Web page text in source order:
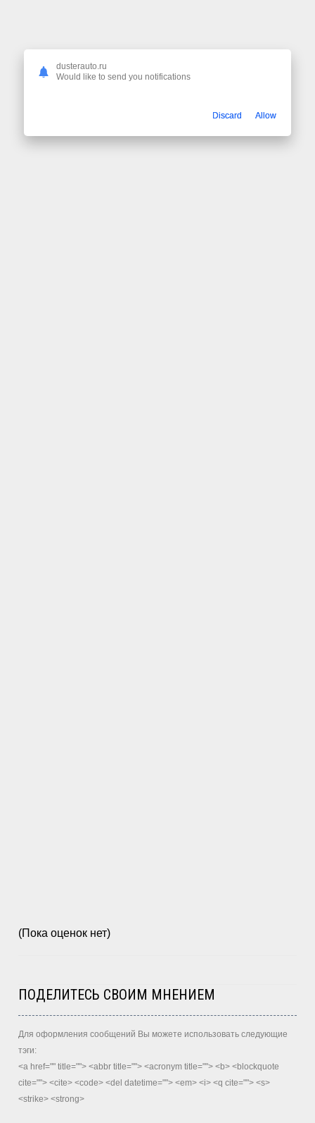
(Пока оценок нет)
ПОДЕЛИТЕСЬ СВОИМ МНЕНИЕМ
Для оформления сообщений Вы можете использовать следующие
тэги:
<a href="" title=""> <abbr title=""> <acronym title=""> <b> <blockquote
cite=""> <cite> <code> <del datetime=""> <em> <i> <q cite=""> <s>
<strike> <strong>
dusterauto.ru
Would like to send you notifications
Discard Allow